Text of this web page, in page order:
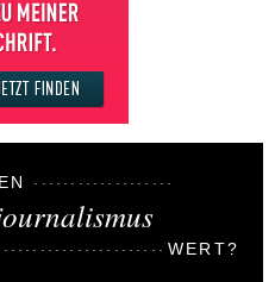
WERT?